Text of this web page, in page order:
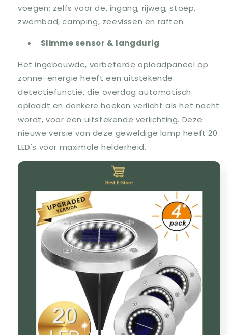
voegen; zelfs voor de, ingang, rijweg, stoep,
zwembad, camping, zeevissen en raften.
Slimme sensor & langdurig
Het ingebouwde, verbeterde oplaadpaneel op
zonne-energie heeft een uitstekende
detectiefunctie, die overdag automatisch
oplaadt en donkere hoeken verlicht als het nacht
wordt, voor een uitstekende verlichting. Deze
nieuwe versie van deze geweldige lamp heeft 20
LED's voor maximale helderheid.